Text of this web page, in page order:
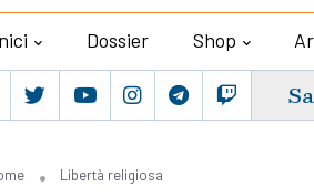
Dossier Shop
Libertà religiosa